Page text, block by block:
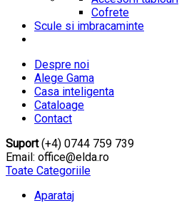
Cofrete
Scule si imbracaminte
Despre noi
Alege Gama
Casa inteligenta
Cataloage
Contact
Suport(+4) 0744 759 739
Email: office@elda.ro
Toate Categoriile
Aparataj